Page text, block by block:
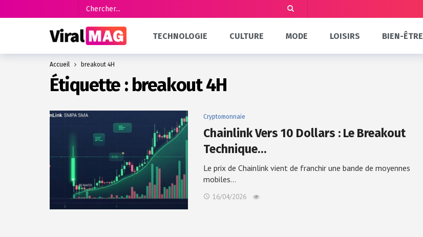
TECHNOLOGIE CULTURE MODE LOISIRS BIEN-ÊTRE
Accueil breakout 4H
Étiquette : breakout 4H
Cryptomonnaie
Chainlink Vers 10 Dollars : Le Breakout
Technique…
Le prix de Chainlink vient de franchir une bande de moyennes
mobiles…
16/04/2026